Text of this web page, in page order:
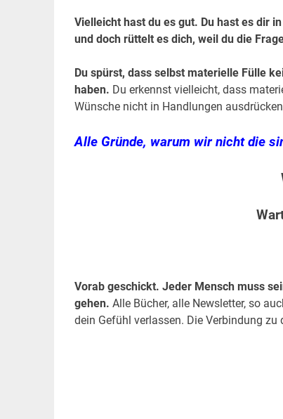
Vielleicht hast du es gut. Du hast es dir
und doch rüttelt es dich, weil du die
Du spürst, dass selbst materielle Fülle
haben. Du erkennst vielleicht, dass
Wünsche nicht in Handlungen
Alle Gründe, warum wir nicht die
Vorab geschickt. Jeder Mensch muss
gehen. Alle Bücher, alle Newsletter, so
dein Gefühl verlassen. Die Verbindung